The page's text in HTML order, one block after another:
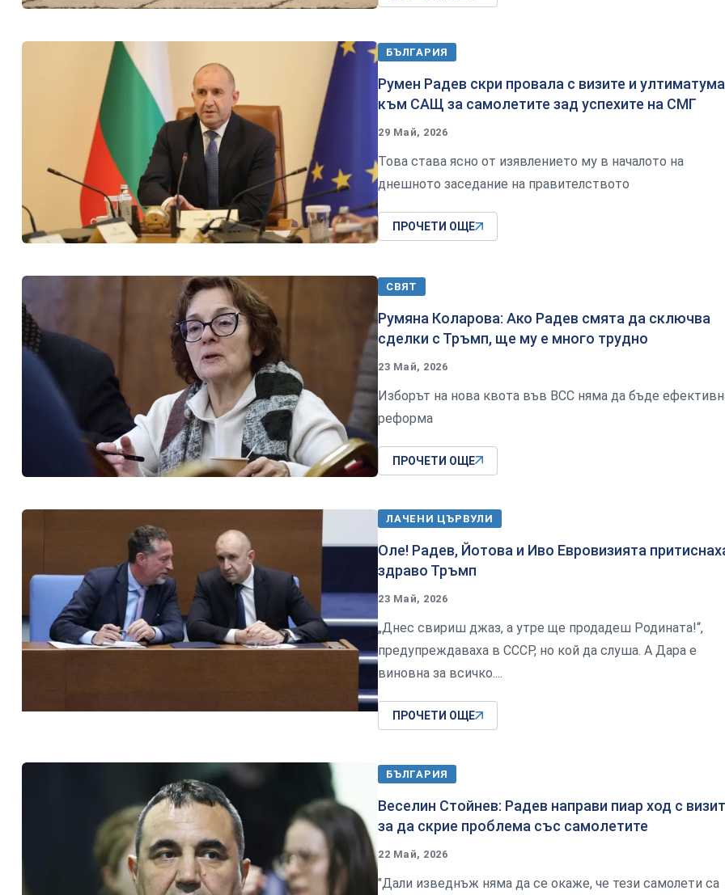
БЪЛГАРИЯ
Румен Радев скри провала с визите и ултиматума
към САЩ за самолетите зад успехите на СМГ
29 Май, 2026
Това става ясно от изявлението му в началото на
днешното заседание на правителството
ПРОЧЕТИ ОЩЕ
СВЯТ
Румяна Коларова: Ако Радев смята да сключва
сделки с Тръмп, ще му е много трудно
23 Май, 2026
Изборът на нова квота във ВСС няма да бъде
реформа
ПРОЧЕТИ ОЩЕ
ЛАЧЕНИ ЦЪРВУЛИ
Оле! Радев, Йотова и Иво Евровизията
здраво Тръмп
23 Май, 2026
„Днес свириш джаз, а утре ще продадеш Родината!“,
предупреждаваха в СССР, но кой да слуша. А Дара е
виновна за всичко....
ПРОЧЕТИ ОЩЕ
БЪЛГАРИЯ
Веселин Стойнев: Радев направи пиар ход с
за да скрие проблема със самолетите
22 Май, 2026
"Дали изведнъж няма да се окаже, че тези самолети са